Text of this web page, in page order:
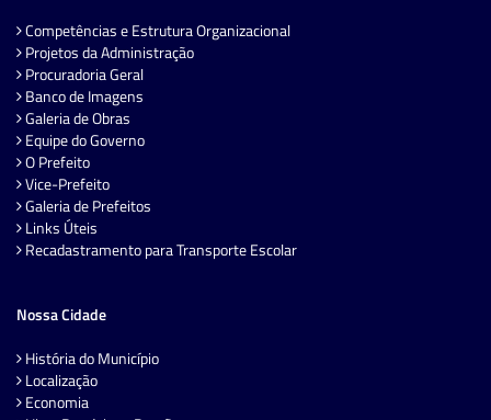
Competências e Estrutura Organizacional
Projetos da Administração
Procuradoria Geral
Banco de Imagens
Galeria de Obras
Equipe do Governo
O Prefeito
Vice-Prefeito
Galeria de Prefeitos
Links Úteis
Recadastramento para Transporte Escolar
Nossa Cidade
História do Município
Localização
Economia